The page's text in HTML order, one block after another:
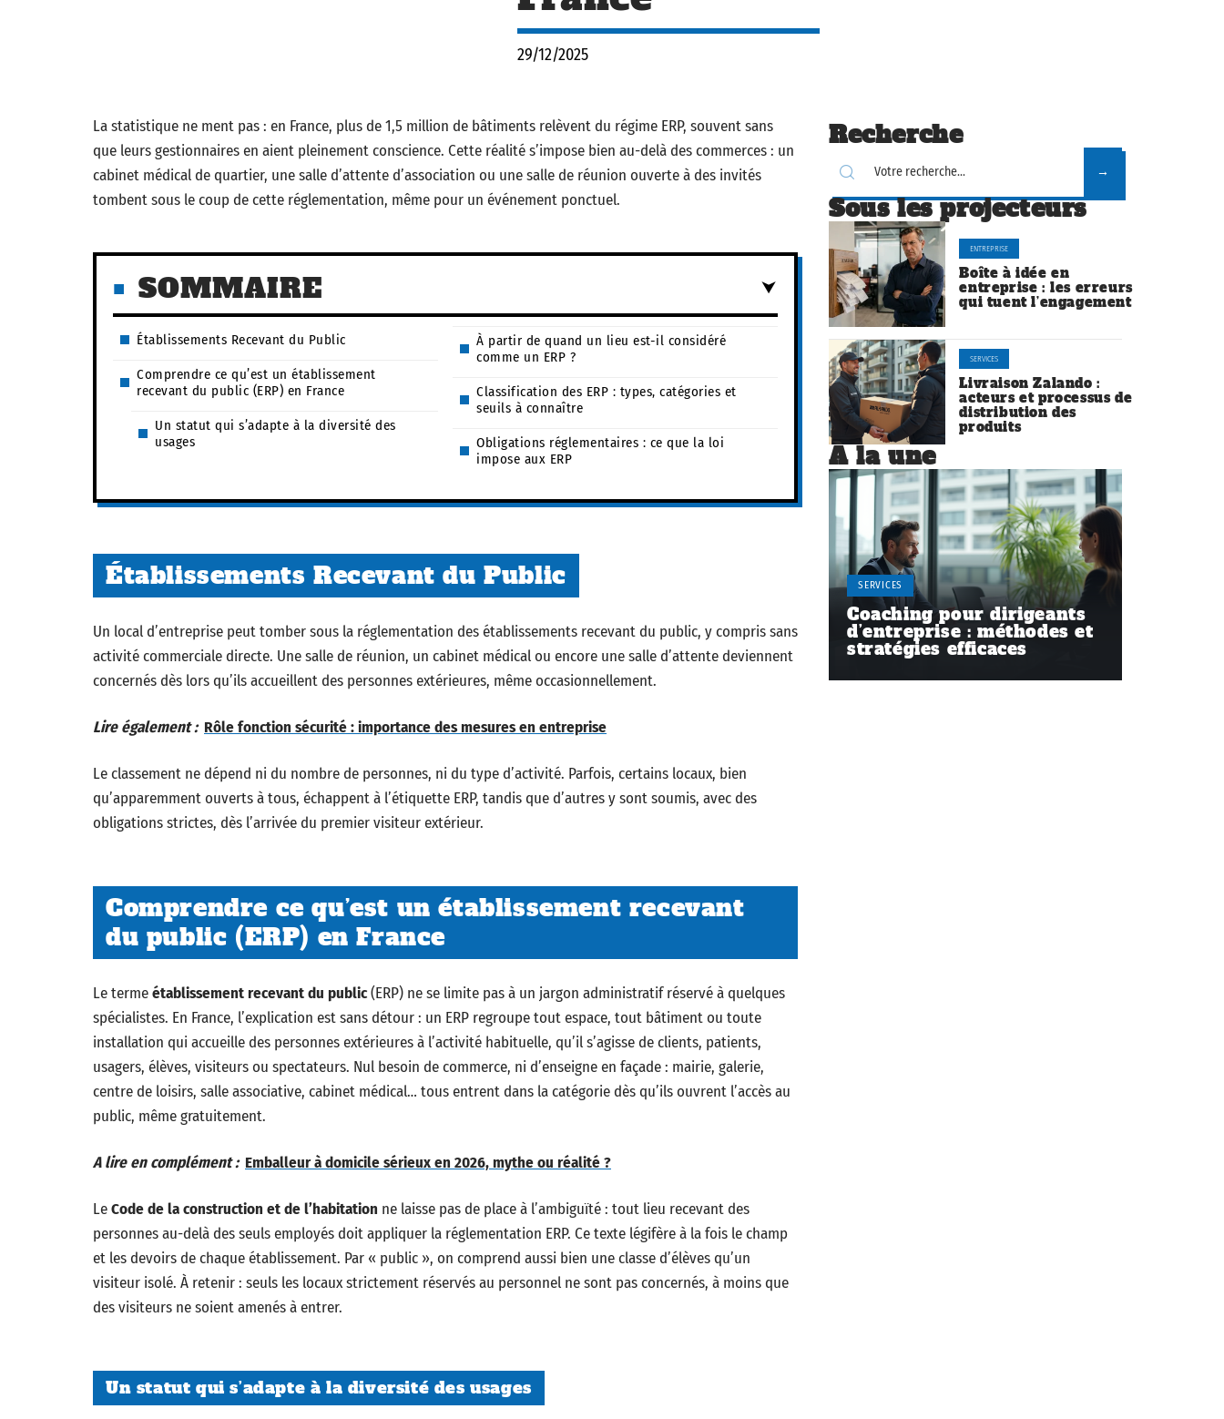
29/12/2025
La statistique ne ment pas : en France, plus de 1,5 million de bâtiments relèvent du régime ERP, souvent sans
que leurs gestionnaires en aient pleinement conscience. Cette réalité s’impose bien au-delà des commerces : un
cabinet médical de quartier, une salle d’attente d’association ou une salle de réunion ouverte à des invités
tombent sous le coup de cette réglementation, même pour un événement ponctuel.
SOMMAIRE
Établissements Recevant du Public
Comprendre ce qu’est un établissement
recevant du public (ERP) en France
Un statut qui s’adapte à la diversité des
usages
À partir de quand un lieu est-il considéré
comme un ERP ?
Classification des ERP : types, catégories et
seuils à connaître
Obligations réglementaires : ce que la loi
impose aux ERP
Établissements Recevant du Public
Un local d’entreprise peut tomber sous la réglementation des établissements recevant du public, y compris sans
activité commerciale directe. Une salle de réunion, un cabinet médical ou encore une salle d’attente deviennent
concernés dès lors qu’ils accueillent des personnes extérieures, même occasionnellement.
Lire également : Rôle fonction sécurité : importance des mesures en entreprise
Le classement ne dépend ni du nombre de personnes, ni du type d’activité. Parfois, certains locaux, bien
qu’apparemment ouverts à tous, échappent à l’étiquette ERP, tandis que d’autres y sont soumis, avec des
obligations strictes, dès l’arrivée du premier visiteur extérieur.
Comprendre ce qu’est un établissement recevant
du public (ERP) en France
Le termeétablissement recevant du public(ERP) ne se limite pas à un jargon administratif réservé à quelques
spécialistes. En France, l’explication est sans détour : un ERP regroupe tout espace, tout bâtiment ou toute
installation qui accueille des personnes extérieures à l’activité habituelle, qu’il s’agisse de clients, patients,
usagers, élèves, visiteurs ou spectateurs. Nul besoin de commerce, ni d’enseigne en façade : mairie, galerie,
centre de loisirs, salle associative, cabinet médical… tous entrent dans la catégorie dès qu’ils ouvrent l’accès au
public, même gratuitement.
A lire en complément : Emballeur à domicile sérieux en 2026, mythe ou réalité ?
LeCode de la construction et de l’habitation ne laisse pas de place à l’ambiguïté : tout lieu recevant des
personnes au-delà des seuls employés doit appliquer la réglementation ERP. Ce texte légifère à la fois le champ
et les devoirs de chaque établissement. Par « public », on comprend aussi bien une classe d’élèves qu’un
visiteur isolé. À retenir : seuls les locaux strictement réservés au personnel ne sont pas concernés, à moins que
des visiteurs ne soient amenés à entrer.
Un statut qui s’adapte à la diversité des usages
Recherche
Sous les projecteurs
ENTREPRISE
Boîte à idée en
entreprise : les erreurs
qui tuent l’engagement
SERVICES
Livraison Zalando :
acteurs et processus de
distribution des
produits
À la une
SERVICES
Coaching pour dirigeants
d’entreprise : méthodes et
stratégies efficaces